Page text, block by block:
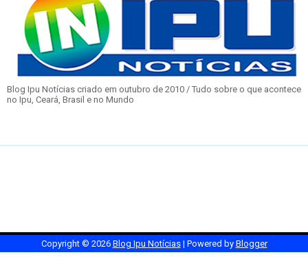
Blog Ipu Notícias criado em outubro de 2010 / Tudo sobre o que acontece
no Ipu, Ceará, Brasil e no Mundo
Copyright © 2026 Blog Ipu Notícias| Powered by Blogger